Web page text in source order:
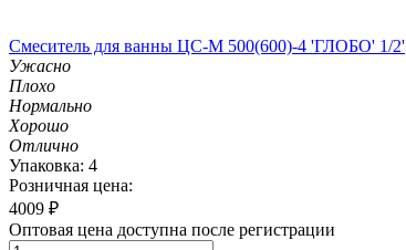
Смеситель для ванны ЦС-М 500(600)-4 'ГЛОБО' 1/2'
Ужасно
Плохо
Нормально
Хорошо
Отлично
Упаковка: 4
Розничная цена:
4009 ₽
Оптовая цена доступна после регистрации